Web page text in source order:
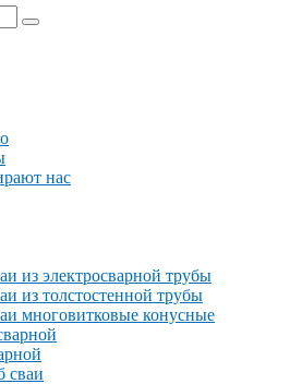
нас
из электросварной трубы
из толстостенной трубы
многовитковые конусные
сваи